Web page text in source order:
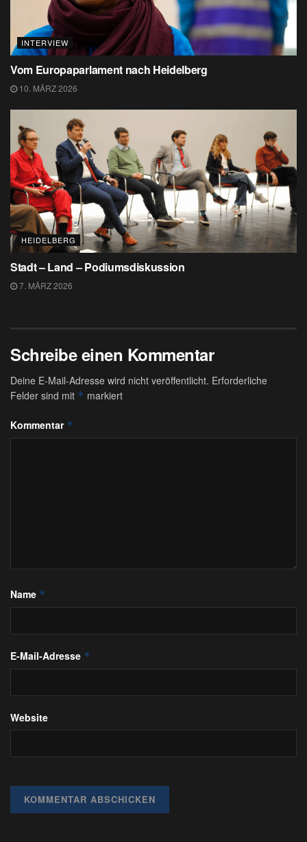
INTERVIEW
Vom Europaparlament nach Heidelberg
10. MÄRZ 2026
HEIDELBERG
Stadt – Land – Podiumsdiskussion
7. MÄRZ 2026
Schreibe einen Kommentar
Deine E-Mail-Adresse wird nicht veröffentlicht. Erforderliche
Felder sind mit * markiert
Kommentar *
Name *
E-Mail-Adresse *
Website